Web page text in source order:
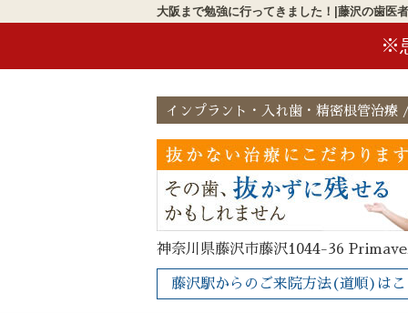
大阪まで勉強に行ってきました！|藤沢の歯医
※
インプラント・入れ歯・精密根管治療
神奈川県藤沢市藤沢1044-36
藤沢駅からのご来院方法(道順)は